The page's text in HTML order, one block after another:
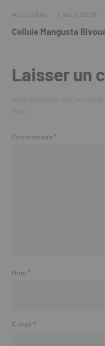
Actualités · 1 août 2026
Cellule Mangusta
Laisser un
Commentaire *
Nom *
E-mail *